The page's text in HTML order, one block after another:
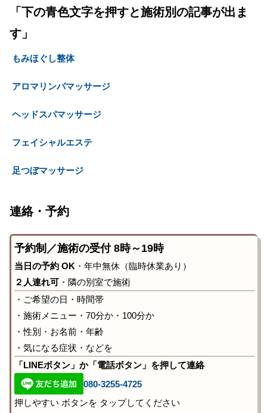
「下の青色文字を押すと施術別の記事が出ま
す」
もみほぐし整体
アロマリンパマッサージ
ヘッドスパマッサージ
フェイシャルエステ
足つぼマッサージ
連絡・予約
予約制／施術の受付 8時～19時
当日の予約 OK ・年中無休（臨時休業あり）
２人連れ可 ・隣の別室で施術
・ご希望の日・時間帯
・施術メニュー・70分か・100分か
・性別・お名前・年齢
・気になる症状・などを
「LINEボタン」か「電話ボタン」を押して連絡
080-3255-4725
押しやすい ボタンを タップしてください